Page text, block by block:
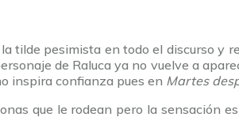
tilde pesimista en todo el discurso y
de Raluca ya no vuelve a
inspira confianza pues en Martes
que le rodean pero la sensación